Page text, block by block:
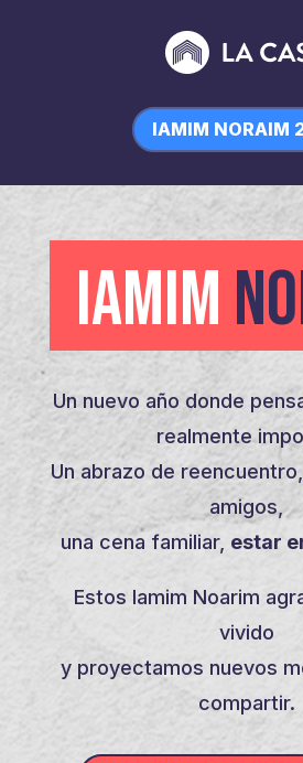
IAMIM NORAIM
IAMIM
Un nuevo año donde
realmente
Un abrazo de
amigos,
una cena familiar, estar
Estos Iamim Noarim
vivido
y proyectamos nuevos
compartir.